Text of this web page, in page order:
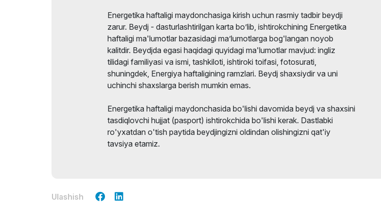
Energetika haftaligi maydonchasiga kirish uchun rasmiy tadbir beydji
zarur. Beydj - dasturlashtirilgan karta bo’lib, ishtirokchining Energetika
haftaligi ma'lumotlar bazasidagi ma’lumotlarga bog'langan noyob
kalitdir. Beydjda egasi haqidagi quyidagi ma'lumotlar mavjud: ingliz
tilidagi familiyasi va ismi, tashkiloti, ishtiroki toifasi, fotosurati,
shuningdek, Energiya haftaligining ramzlari. Beydj shaxsiydir va uni
uchinchi shaxslarga berish mumkin emas.
Energetika haftaligi maydonchasida bo'lishi davomida beydj va shaxsini
tasdiqlovchi hujjat (pasport) ishtirokchida bo'lishi kerak. Dastlabki
ro'yxatdan o'tish paytida beydjingizni oldindan olishingizni qat'iy
tavsiya etamiz.
Ulashish